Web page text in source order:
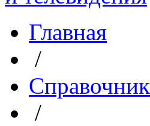
Главная
/
Справочник
/